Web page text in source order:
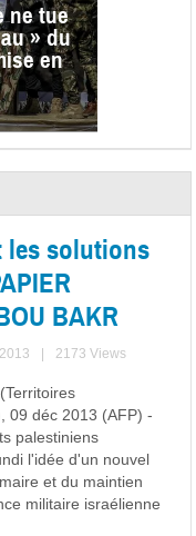
ne tue
» du
en
les solutions
BAKR
2173 Views
09 déc 2013 (AFP) -
palestiniens
l'idée d'un nouvel
et du maintien
militaire israélienne